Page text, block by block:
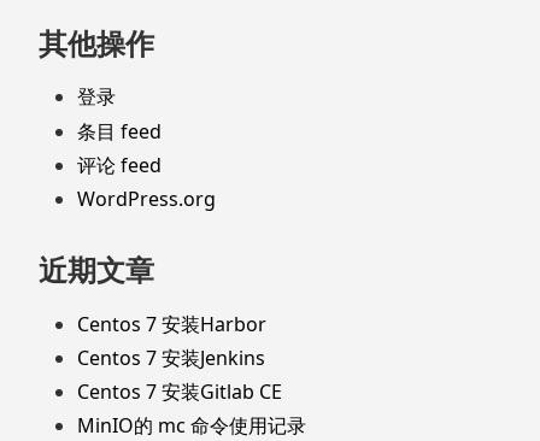
页
脚
其他操作
登录
条目 feed
评论 feed
WordPress.org
近期文章
Centos 7 安装Harbor
Centos 7 安装Jenkins
Centos 7 安装Gitlab CE
MinIO的 mc 命令使用记录